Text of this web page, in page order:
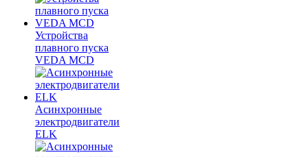
Устройства
плавного пуска
VEDA MCD
Асинхронные
электродвигатели
ELK